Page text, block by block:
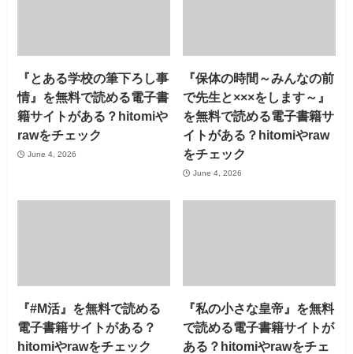
『とある学校の筆下ろし事
情』を無料で読める電子書
籍サイトがある？hitomiや
rawをチェック
June 4, 2026
『保体の時間～みんなの前
で先生と×××をします～』
を無料で読める電子書籍サ
イトがある？hitomiやraw
をチェック
June 4, 2026
『#M活』を無料で読める
電子書籍サイトがある？
hitomiやrawをチェック
『私の小さな皇帝』を無料
で読める電子書籍サイトが
ある？hitomiやrawをチェ